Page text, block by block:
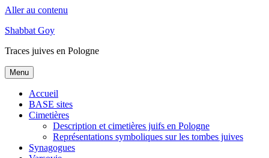
Aller au contenu
Shabbat Goy
Traces juives en Pologne
Menu
Accueil
BASE sites
Cimetières
Description et cimetières juifs en Pologne
Représentations symboliques sur les tombes juives
Synagogues